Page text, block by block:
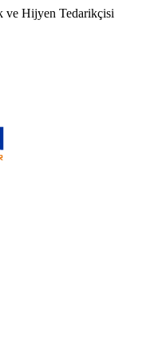
ve Hijyen Tedarikçisi